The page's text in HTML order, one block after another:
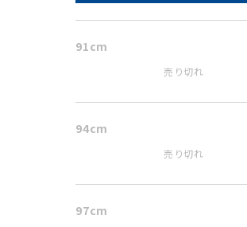
91cm
売り切れ
94cm
売り切れ
97cm